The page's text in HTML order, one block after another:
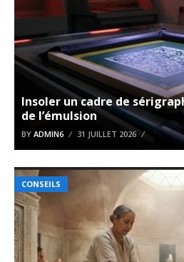
Insoler un cadre de
de l’émulsion
BY ADMIN6 31 JUILLET 2026
CONSEILS